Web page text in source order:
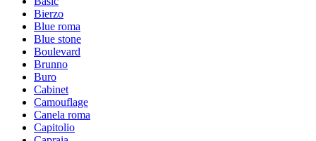
Bierzo
Blue roma
Blue stone
Boulevard
Brunno
Buro
Cabinet
Camouflage
Canela roma
Capitolio